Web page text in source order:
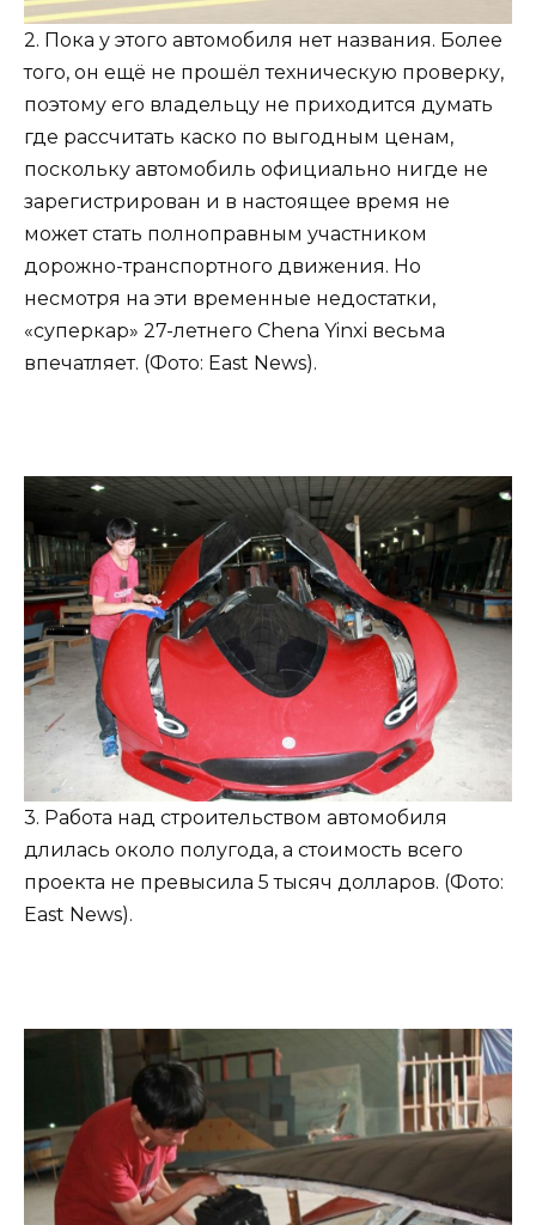
2. Пока у этого автомобиля нет названия. Более
того, он ещё не прошёл техническую проверку,
поэтому его владельцу не приходится думать
где рассчитать каско по выгодным ценам,
поскольку автомобиль официально нигде не
зарегистрирован и в настоящее время не
может стать полноправным участником
дорожно-транспортного движения. Но
несмотря на эти временные недостатки,
«суперкар» 27-летнего Chena Yinxi весьма
впечатляет. (Фото: East News).
3. Работа над строительством автомобиля
длилась около полугода, а стоимость всего
проекта не превысила 5 тысяч долларов. (Фото:
East News).